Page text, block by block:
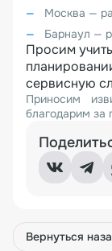
Москва —
Барнаул —
Просим
сервисную
Приносим
благодарим за
Вернуться